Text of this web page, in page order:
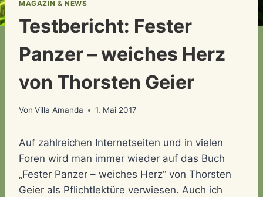
MAGAZIN & NEWS
Testbericht: Fester
Panzer – weiches Herz
von Thorsten Geier
Von Villa Amanda 1. Mai 2017
Auf zahlreichen Internetseiten und in vielen
Foren wird man immer wieder auf das Buch
„Fester Panzer – weiches Herz“ von Thorsten
Geier als Pflichtlektüre verwiesen. Auch ich